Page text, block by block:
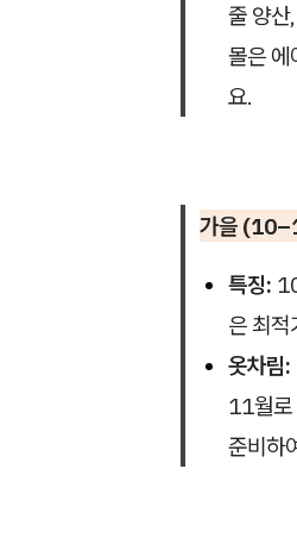
줄 양산
몰은 에
요.
가을
특징:
은 최적
옷차림:
11월로
준비하